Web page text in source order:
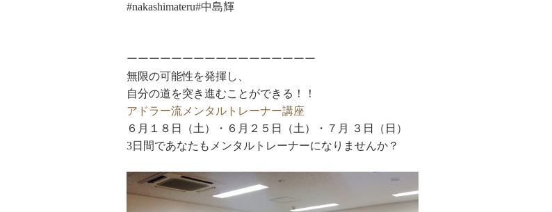
#nakashimateru#中島輝
ーーーーーーーーーーーーーーーーー
無限の可能性を発揮し、
自分の道を突き進むことができる！！
アドラー流メンタルトレーナー講座
６月１８日（土）・６月２５日（土）・７月 ３日（日）
3日間であなたもメンタルトレーナーになりませんか？